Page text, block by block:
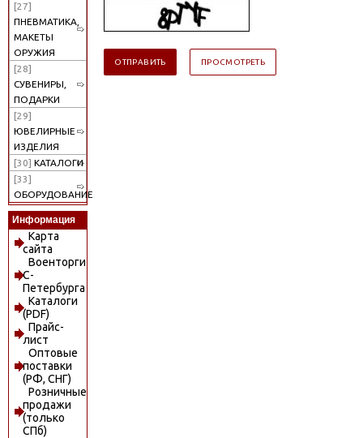
[27]
ПНЕВМАТИКА,
МАКЕТЫ
ОРУЖИЯ
[28]
СУВЕНИРЫ,
ПОДАРКИ
[29]
ЮВЕЛИРНЫЕ
ИЗДЕЛИЯ
[30] КАТАЛОГИ
[33]
ОБОРУДОВАНИЕ
Информация
Карта
сайта
Военторги
С-
Петербурга
Каталоги
(PDF)
Прайс-
лист
Оптовые
поставки
(РФ, СНГ)
Розничные
продажи
(только
СПб)